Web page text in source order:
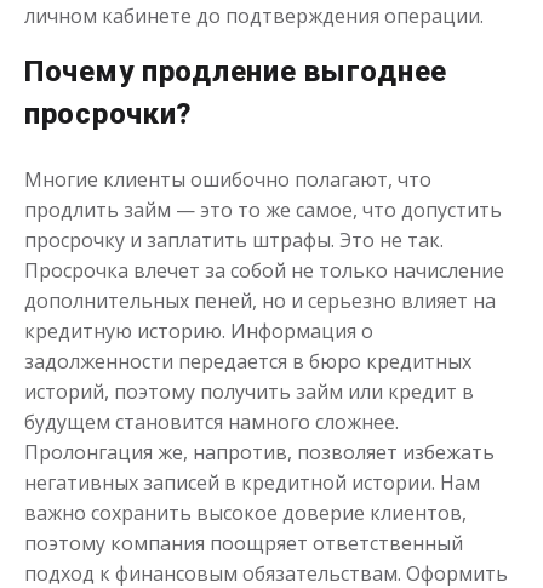
Деньги до зарплаты
Сумма
Срок от 1до 21 дня
Получить
личном кабинете до подтверждения операции.
Почему продление выгоднее
просрочки?
Многие клиенты ошибочно полагают, что
продлить займ — это то же самое, что допустить
просрочку и заплатить штрафы. Это не так.
Просрочка влечет за собой не только начисление
дополнительных пеней, но и серьезно влияет на
кредитную историю. Информация о
задолженности передается в бюро кредитных
историй, поэтому получить займ или кредит в
будущем становится намного сложнее.
Пролонгация же, напротив, позволяет избежать
негативных записей в кредитной истории. Нам
важно сохранить высокое доверие клиентов,
поэтому компания поощряет ответственный
подход к финансовым обязательствам. Оформить